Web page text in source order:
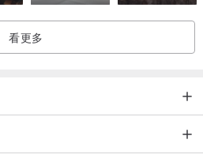
看更多